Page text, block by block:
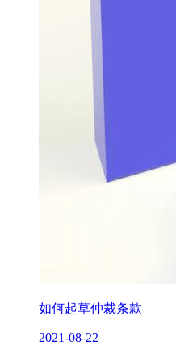
如何起草仲裁条款
2021-08-22